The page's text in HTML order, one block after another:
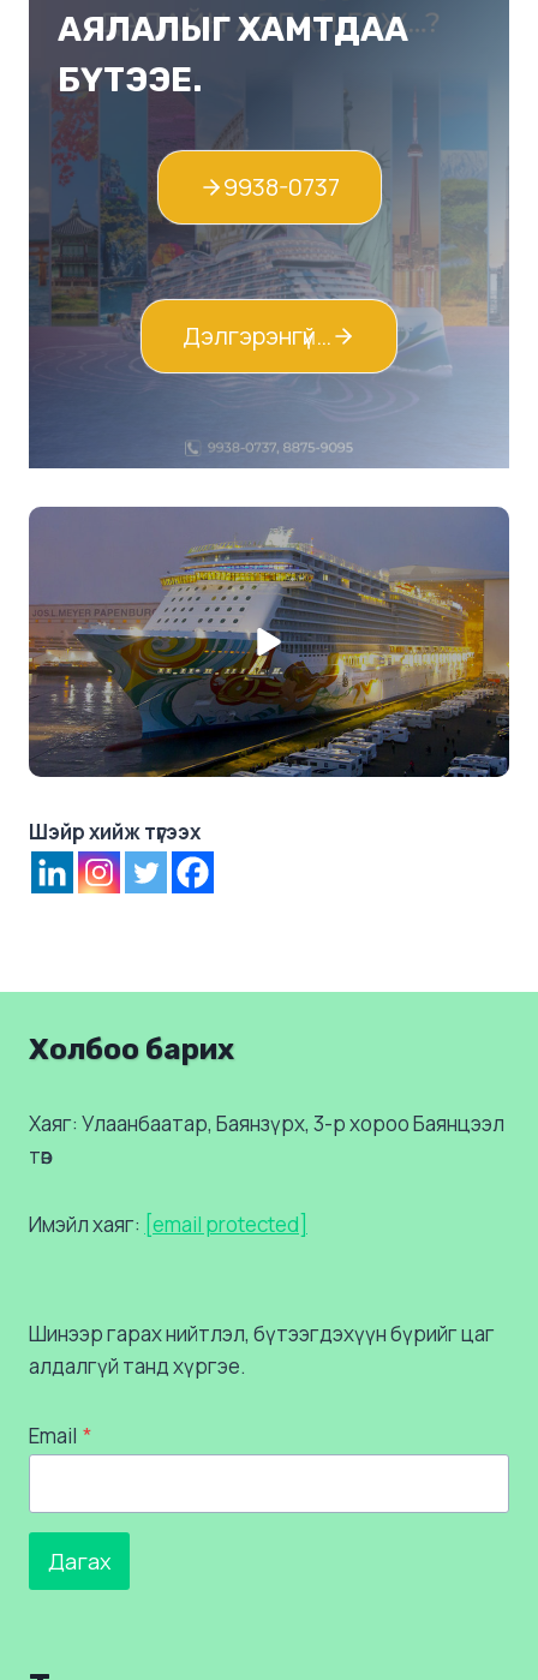
АЯЛАЛЫГ ХАМТДАА
БҮТЭЭЕ.
9938-0737
Дэлгэрэнгүй…
Шэйр хийж түгээх
Холбоо барих
Хаяг: Улаанбаатар, Баянзүрх, 3-р хороо Баянцээл
төв
Имэйл хаяг: [email protected]
Шинээр гарах нийтлэл, бүтээгдэхүүн бүрийг цаг
алдалгүй танд хүргэе.
Email *
Дагах